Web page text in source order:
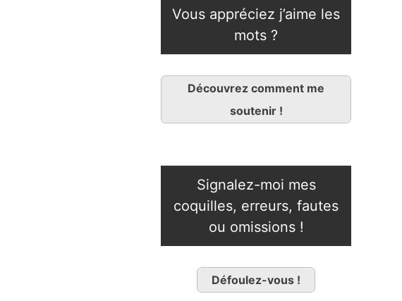
Vous appréciez j’aime les
mots ?
Découvrez comment me
soutenir !
Signalez-moi mes
coquilles, erreurs, fautes
ou omissions !
Défoulez-vous !